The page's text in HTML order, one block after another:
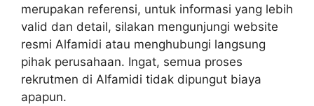
merupakan referensi, untuk informasi yang lebih
valid dan detail, silakan mengunjungi website
resmi Alfamidi atau menghubungi langsung
pihak perusahaan. Ingat, semua proses
rekrutmen di Alfamidi tidak dipungut biaya
apapun.